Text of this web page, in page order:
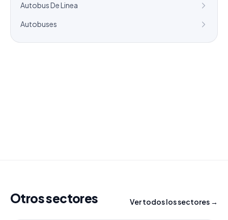
Autobus De Linea
Autobuses
Otros sectores Ver todos los sectores →